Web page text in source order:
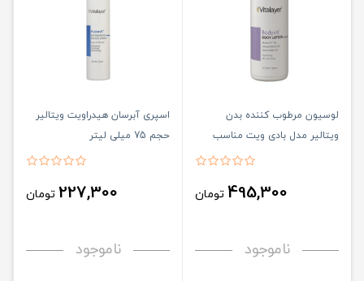
لوسیون مرطوب کننده بدن
ویتالیر مدل بادی ویت مناسب
495,300 تومان
ناموجود
اسپری آبرسان هیدراویت ویتالیر
حجم 75 میلی لیتر
227,300 تومان
ناموجود